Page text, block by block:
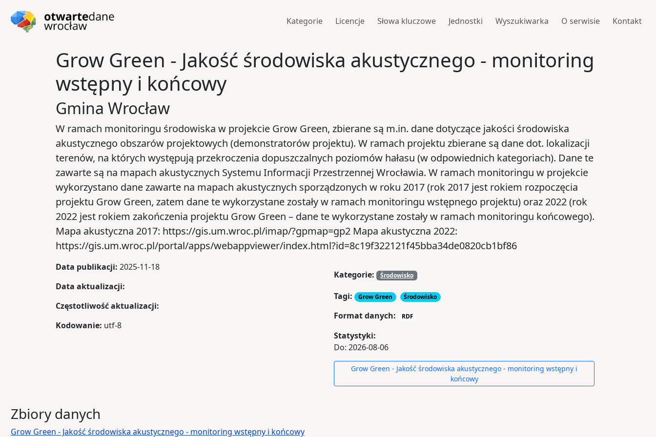
Przejdź do stopki
Kategorie Licencje Słowa kluczowe Jednostki Wyszukiwarka O serwisie Kontakt
Grow Green - Jakość środowiska akustycznego - monitoring
wstępny i końcowy
Gmina Wrocław
W ramach monitoringu środowiska w projekcie Grow Green, zbierane są m.in. dane dotyczące jakości środowiska
akustycznego obszarów projektowych (demonstratorów projektu). W ramach projektu zbierane są dane dot. lokalizacji
terenów, na których występują przekroczenia dopuszczalnych poziomów hałasu (w odpowiednich kategoriach). Dane te
zawarte są na mapach akustycznych Systemu Informacji Przestrzennej Wrocławia. W ramach monitoringu w projekcie
wykorzystano dane zawarte na mapach akustycznych sporządzonych w roku 2017 (rok 2017 jest rokiem rozpoczęcia
projektu Grow Green, zatem dane te wykorzystane zostały w ramach monitoringu wstępnego projektu) oraz 2022 (rok
2022 jest rokiem zakończenia projektu Grow Green – dane te wykorzystane zostały w ramach monitoringu końcowego).
Mapa akustyczna 2017: https://gis.um.wroc.pl/imap/?gpmap=gp2 Mapa akustyczna 2022:
https://gis.um.wroc.pl/portal/apps/webappviewer/index.html?id=8c19f322121f45bba34de0820cb1bf86
Data publikacji: 2025-11-18
Data aktualizacji:
Częstotliwość aktualizacji:
Kodowanie: utf-8
Kategorie: Środowisko
Tagi: Grow Green Środowisko
Format danych: RDF
Statystyki:
Do: 2026-08-06
Grow Green - Jakość środowiska akustycznego - monitoring wstępny i
końcowy
Zbiory danych
Grow Green - Jakość środowiska akustycznego - monitoring wstępny i końcowy